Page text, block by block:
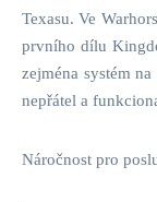
Texasu. Ve
prvního dílu
zejména systém
nepřátel a
Náročnost pro